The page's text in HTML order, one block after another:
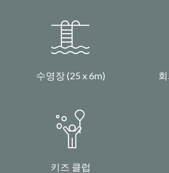
수영장 (25 x 6m)
키즈 클럽